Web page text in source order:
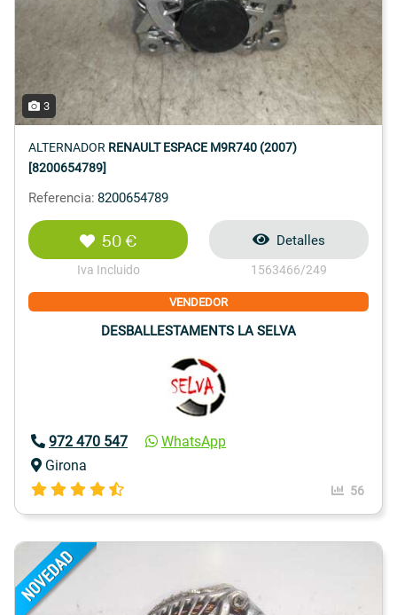
3
ALTERNADOR RENAULT ESPACE M9R740 (2007)
[8200654789]
Referencia: 8200654789
50 €
Iva Incluido
Detalles
1563466/249
VENDEDOR
DESBALLESTAMENTS LA SELVA
972 470 547
WhatsApp
Girona
56